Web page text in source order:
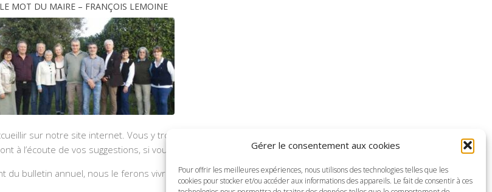
Gérer le consentement aux cookies
Pour offrir les meilleures expériences, nous utilisons des technologies telles que les
cookies pour stocker et/ou accéder aux informations des appareils. Le fait de consentir à ces
LE MOT DU MAIRE – FRANÇOIS LEMOINE
sur notre site internet. Vous y trouverez les données pratiques, les liens utiles et les informations qui vous
à l’écoute de vos suggestions, si vous souhaitez enrichir nos rubriques ou nos informations.
du bulletin annuel, nous le ferons vivre et il sera actualisé pour mieux vous informer.